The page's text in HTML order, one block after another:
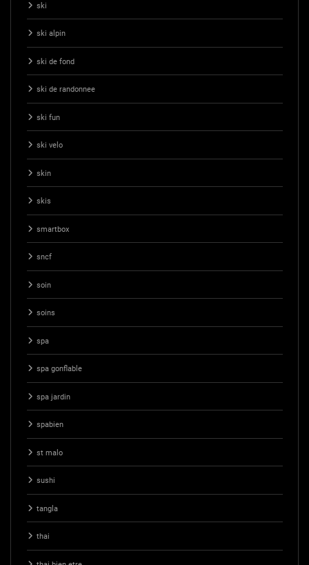
ski
ski alpin
ski de fond
ski de randonnee
ski fun
ski velo
skin
skis
smartbox
sncf
soin
soins
spa
spa gonflable
spa jardin
spabien
st malo
sushi
tangla
thai